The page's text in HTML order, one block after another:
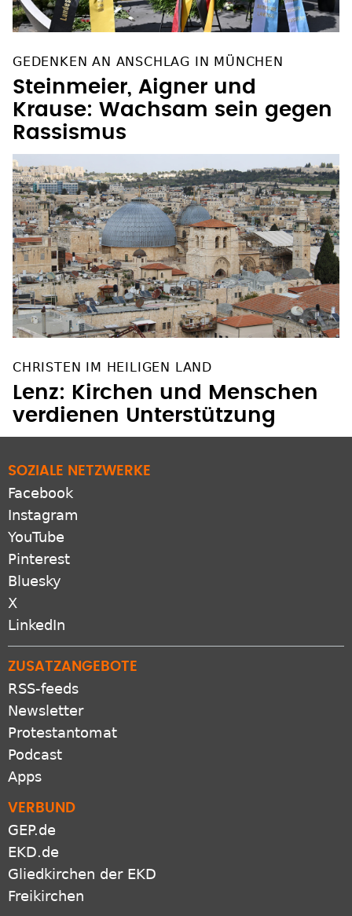
GEDENKEN AN ANSCHLAG IN MÜNCHEN
Steinmeier, Aigner und
Krause: Wachsam sein gegen
Rassismus
CHRISTEN IM HEILIGEN LAND
Lenz: Kirchen und Menschen
verdienen Unterstützung
SOZIALE NETZWERKE
Facebook
Instagram
YouTube
Pinterest
Bluesky
X
LinkedIn
ZUSATZANGEBOTE
RSS-feeds
Newsletter
Protestantomat
Podcast
Apps
VERBUND
GEP.de
EKD.de
Gliedkirchen der EKD
Freikirchen